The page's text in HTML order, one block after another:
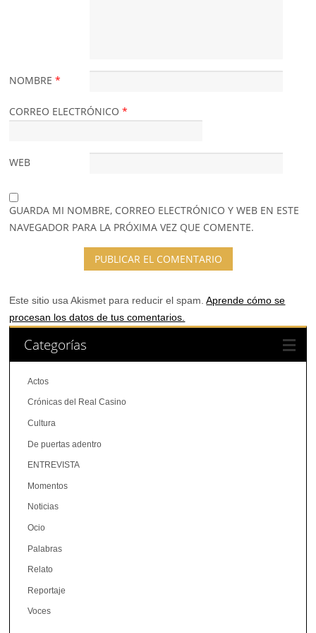
NOMBRE*
CORREO ELECTRÓNICO*
WEB
GUARDA MI NOMBRE, CORREO ELECTRÓNICO Y WEB EN ESTE
NAVEGADOR PARA LA PRÓXIMA VEZ QUE COMENTE.
Este sitio usa Akismet para reducir el spam.Aprende cómo se
procesan los datos de tus comentarios.
Categorías
Actos
Crónicas del Real Casino
Cultura
De puertas adentro
ENTREVISTA
Momentos
Noticias
Ocio
Palabras
Relato
Reportaje
Voces